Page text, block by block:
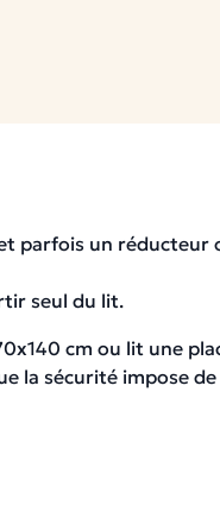
parfois un réducteur
seul du lit.
cm ou lit une
la sécurité impose de